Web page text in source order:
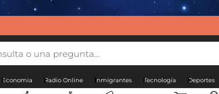
Economia Radio Online Inmigrantes Tecnología Deportes